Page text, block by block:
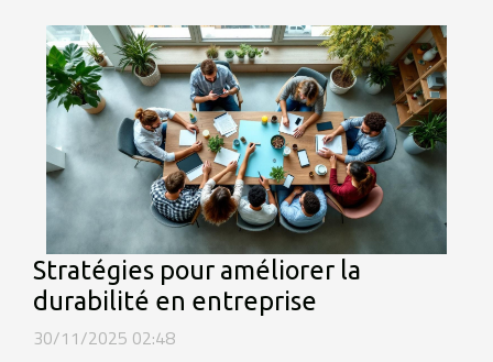
Stratégies pour améliorer la
durabilité en entreprise
30/11/2025 02:48